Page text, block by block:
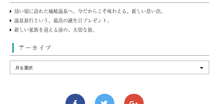
幼い頃に訪れた城崎温泉へ。今だからこそ味わえる、新しい思い出。
温泉旅行という、最高の誕生日プレゼント。
新しい家族を迎える前の、大切な旅。
アーカイブ